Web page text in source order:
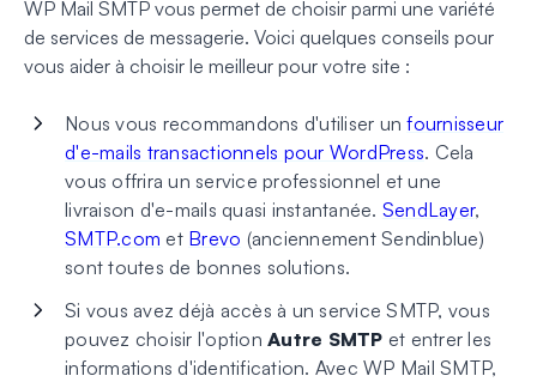
WP Mail SMTP vous permet de choisir parmi une variété
de services de messagerie. Voici quelques conseils pour
vous aider à choisir le meilleur pour votre site :
Nous vous recommandons d'utiliser unfournisseur
d'e-mails transactionnels pour WordPress. Cela
vous offrira un service professionnel et une
livraison d'e-mails quasi instantanée. SendLayer,
SMTP.com et Brevo (anciennement Sendinblue)
sont toutes de bonnes solutions.
Si vous avez déjà accès à un service SMTP, vous
pouvez choisir l'option Autre SMTP et entrer les
informations d'identification. Avec WP Mail SMTP,